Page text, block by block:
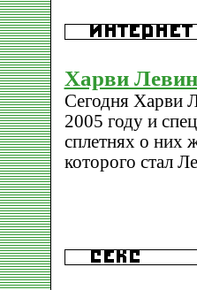
Харви Левин
Сегодня Харви
2005 году и
сплетнях о них
которого стал